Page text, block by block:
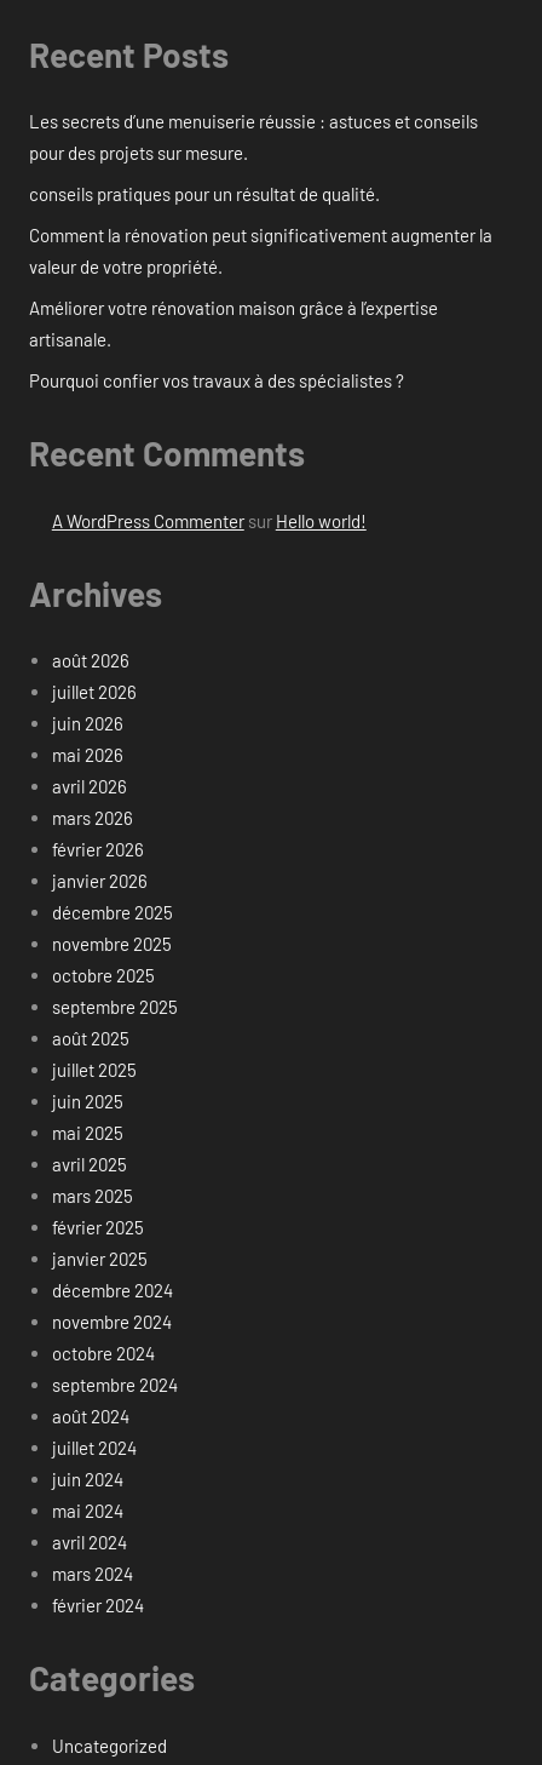
Recent Posts
Les secrets d’une menuiserie réussie : astuces et conseils
pour des projets sur mesure.
conseils pratiques pour un résultat de qualité.
Comment la rénovation peut significativement augmenter la
valeur de votre propriété.
Améliorer votre rénovation maison grâce à l’expertise
artisanale.
Pourquoi confier vos travaux à des spécialistes ?
Recent Comments
A WordPress Commentersur Hello world!
Archives
août 2026
juillet 2026
juin 2026
mai 2026
avril 2026
mars 2026
février 2026
janvier 2026
décembre 2025
novembre 2025
octobre 2025
septembre 2025
août 2025
juillet 2025
juin 2025
mai 2025
avril 2025
mars 2025
février 2025
janvier 2025
décembre 2024
novembre 2024
octobre 2024
septembre 2024
août 2024
juillet 2024
juin 2024
mai 2024
avril 2024
mars 2024
février 2024
Categories
Uncategorized